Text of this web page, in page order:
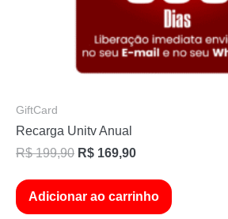
GiftCard
Recarga Unitv Anual
R$199,90 R$ 169,90
Adicionar ao carrinho